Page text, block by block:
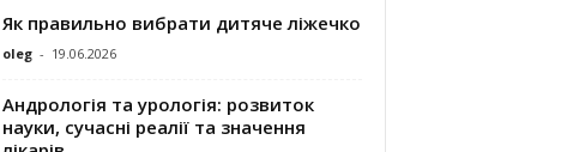
Як правильно вибрати дитяче ліжечко
oleg - 19.06.2026
Андрологія та урологія: розвиток
науки, сучасні реалії та значення